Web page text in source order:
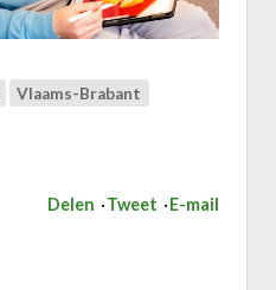
Vlaams-Brabant
Delen Tweet E-mail